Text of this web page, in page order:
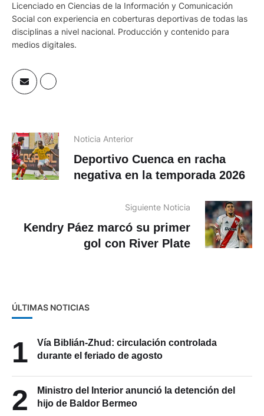
Licenciado en Ciencias de la Información y Comunicación
Social con experiencia en coberturas deportivas de todas las
disciplinas a nivel nacional. Producción y contenido para
medios digitales.
Noticia Anterior
Deportivo Cuenca en racha
negativa en la temporada 2026
Siguiente Noticia
Kendry Páez marcó su primer
gol con River Plate
ÚLTIMAS NOTICIAS
1
Vía Biblián-Zhud: circulación controlada
durante el feriado de agosto
2
Ministro del Interior anunció la detención del
hijo de Baldor Bermeo